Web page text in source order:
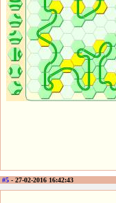
#5 - 27-02-2016 16:42:43